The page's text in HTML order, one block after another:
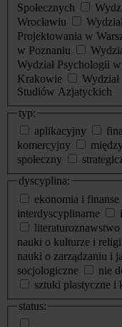
Społecznych
Wrocławiu
Projektowania w
w Poznaniu
Wydział Psychologii
Krakowie
Studiów Azjatyckich
typ:
aplikacyjny
komercyjny
społeczny
dyscyplina:
ekonomia i finanse
interdyscyplinarne
literaturoznawstwo
nauki o kulturze i
nauki o zarządzaniu i
socjologiczne
nie
sztuki plastyczne i
status: